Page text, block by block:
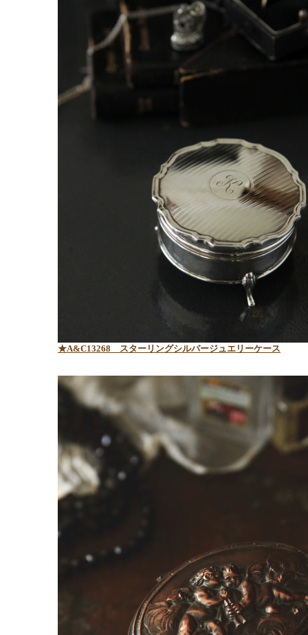
★A&C13268 スターリングシルバージュエリーケース